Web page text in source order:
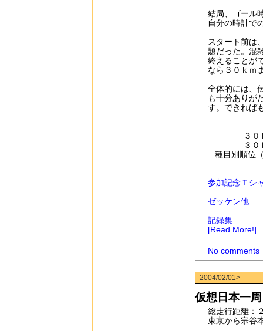
結局、ゴール
自分の時計で
スタート前は
題だった。混
終えることが
なら３０ｋｍ
全体的には、
も十分ありが
す。できれば
３
３
種目別順位
参加記念Ｔシ
ゼッケン他
記録集
[Read More!]
No comments
2004/02/01>
仮想日本一
総走行距離：
東京から宗谷